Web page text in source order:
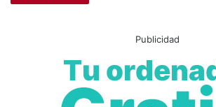
Publicidad